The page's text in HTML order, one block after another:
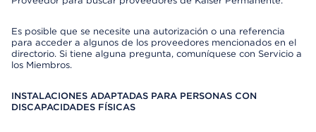
Es posible que se necesite una autorización o una referencia
para acceder a algunos de los proveedores mencionados en el
directorio. Si tiene alguna pregunta, comuníquese con Servicio a
los Miembros.
INSTALACIONES ADAPTADAS PARA PERSONAS CON
DISCAPACIDADES FÍSICAS